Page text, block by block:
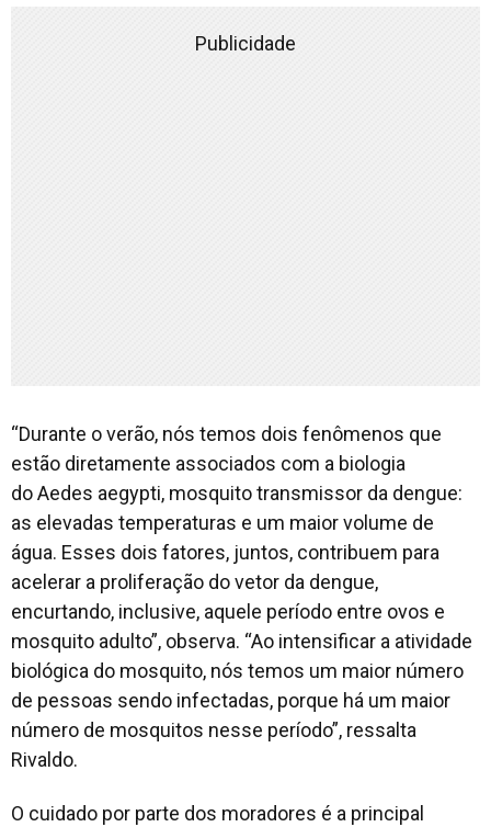
Publicidade
“Durante o verão, nós temos dois fenômenos que
estão diretamente associados com a biologia
doAedes aegypti, mosquito transmissor da dengue:
as elevadas temperaturas e um maior volume de
água. Esses dois fatores, juntos, contribuem para
acelerar a proliferação do vetor da dengue,
encurtando, inclusive, aquele período entre ovos e
mosquito adulto”, observa. “Ao intensificar a atividade
biológica do mosquito, nós temos um maior número
de pessoas sendo infectadas, porque há um maior
número de mosquitos nesse período”, ressalta
Rivaldo.
O cuidado por parte dos moradores é a principal